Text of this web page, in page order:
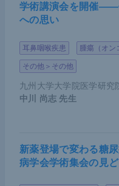
学術講演会を開催――
への思い
耳鼻咽喉疾患 腫瘍（オン
その他＞その他
九州大学大学院医学研究
中川 尚志 先生
新薬登場で変わる糖
病学会学術集会の見